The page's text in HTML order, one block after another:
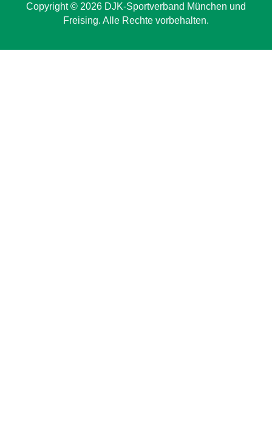
Copyright © 2026 DJK-Sportverband München und
Freising. Alle Rechte vorbehalten.